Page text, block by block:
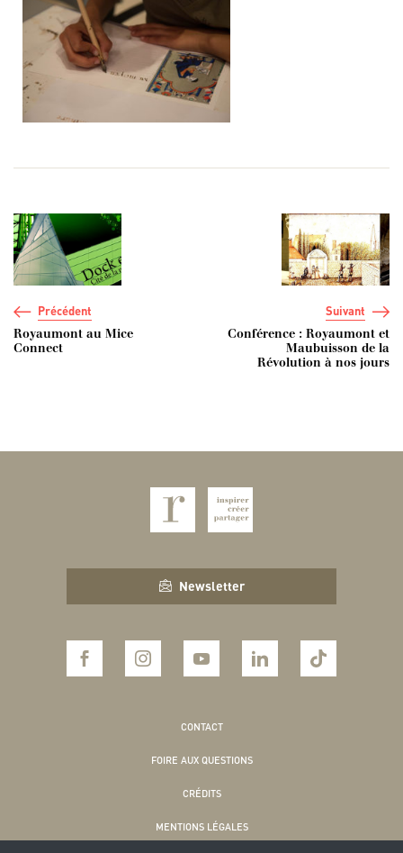
Navigation de l’article
Précédent
Royaumont au Mice
Connect
Suivant
Conférence : Royaumont et
Maubuisson de la
Révolution à nos jours
Newsletter
CONTACT
FOIRE AUX QUESTIONS
CRÉDITS
MENTIONS LÉGALES